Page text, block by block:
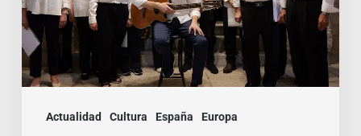
Actualidad Cultura España Europa
la
Coral
Fernando